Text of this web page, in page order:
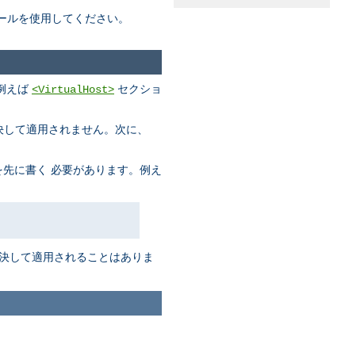
ルを使用してください。
えば<VirtualHost> セクショ
て適用されません。次に、
に書く 必要があります。例え
して適用されることはありま